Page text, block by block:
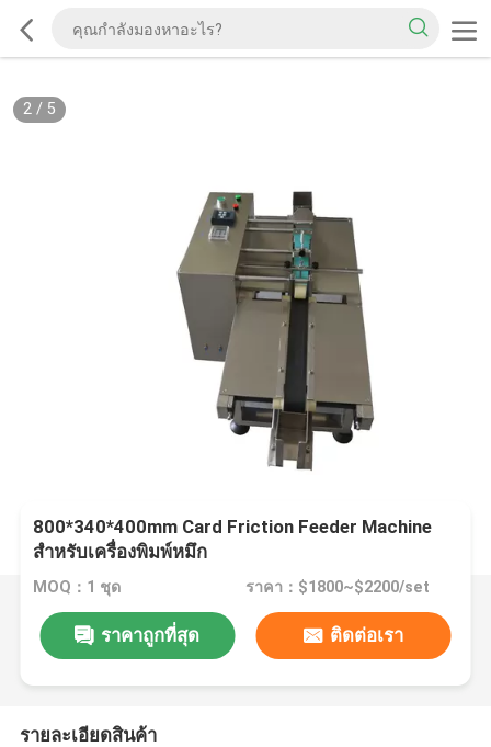
2/ 5
800*340*400mm Card Friction Feeder Machine
สําหรับเครื่องพิมพ์หมึก
MOQ：1 ชุด ราคา：$1800~$2200/set
ราคาถูกที่สุด ติดต่อเรา
รายละเอียดสินค้า